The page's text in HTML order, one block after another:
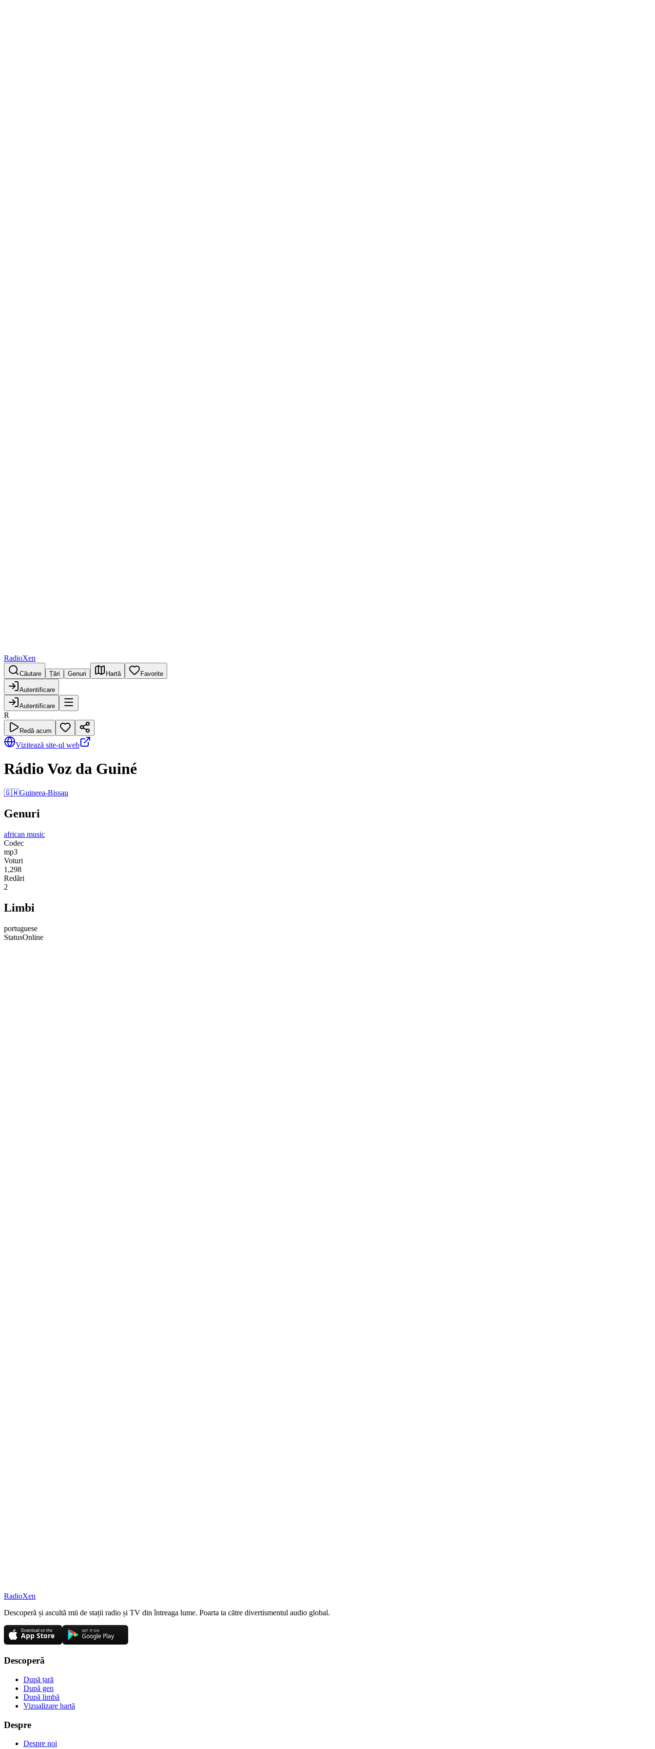
RadioXen
Căutare Țări Genuri Hartă Favorite
Autentificare
Autentificare
R
Redă acum
Vizitează site-ul web
Rádio Voz da Guiné
🇬🇼Guineea-Bissau
Genuri
african music
Codec
mp3
Voturi
1,298
Redări
2
Limbi
portuguese
StatusOnline
RadioXen
Descoperă și ascultă mii de stații radio și TV din întreaga lume. Poarta ta către divertismentul audio global.
Descoperă
După țară
După gen
După limbă
Vizualizare hartă
Despre
Despre noi